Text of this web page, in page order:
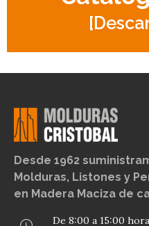
Desde 1962
Molduras, Listones y
en Madera Maciza de
De 8:00 a 15:00